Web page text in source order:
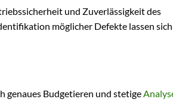
und Zuverlässigkeit des
möglicher Defekte lassen
genaues Budgetieren und stetige